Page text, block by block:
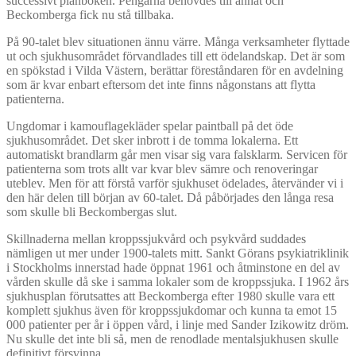
Beckomberga fick nu stå tillbaka.
På 90-talet blev situationen ännu värre. Många verksamheter flyttade
ut och sjukhusområdet förvandlades till ett ödelandskap. Det är som
en spökstad i Vilda Västern, berättar föreståndaren för en avdelning
som är kvar enbart eftersom det inte finns någonstans att flytta
patienterna.
Ungdomar i kamouflagekläder spelar paintball på det öde
sjukhusområdet. Det sker inbrott i de tomma lokalerna. Ett
automatiskt brandlarm går men visar sig vara falsklarm. Servicen för
patienterna som trots allt var kvar blev sämre och renoveringar
uteblev. Men för att förstå varför sjukhuset ödelades, återvänder vi i
den här delen till början av 60-talet. Då påbörjades den långa resa
som skulle bli Beckombergas slut.
Skillnaderna mellan kroppssjukvård och psykvård suddades
nämligen ut mer under 1900-talets mitt. Sankt Görans psykiatriklinik
i Stockholms innerstad hade öppnat 1961 och åtminstone en del av
vården skulle då ske i samma lokaler som de kroppssjuka. I 1962 års
sjukhusplan förutsattes att Beckomberga efter 1980 skulle vara ett
komplett sjukhus även för kroppssjukdomar och kunna ta emot 15
000 patienter per år i öppen vård, i linje med Sander Izikowitz dröm.
Nu skulle det inte bli så, men de renodlade mentalsjukhusen skulle